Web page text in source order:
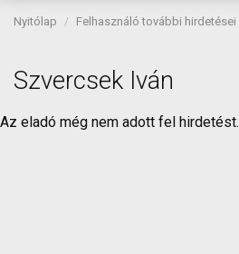
Nyitólap Felhasználó további hirdetései
Szvercsek Iván
Az eladó még nem adott fel hirdetést.